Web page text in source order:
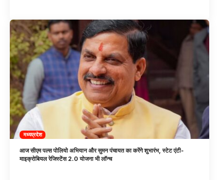
मध्यप्रदेश
आज सीएम पल्स पोलियो अभियान और सुमन पंचायत का करेंगे शुभारंभ, स्टेट एंटी-
माइक्रोबियल रेजिस्टेंस 2.0 योजना भी लॉन्च